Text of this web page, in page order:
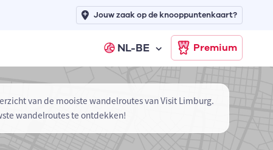
NL-BE Premium
Jouw zaak op de knooppuntenkaart?
van de mooiste wandelroutes van Visit Limburg.
wandelroutes te ontdekken!